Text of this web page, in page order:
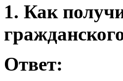
1. Как
Ответ: